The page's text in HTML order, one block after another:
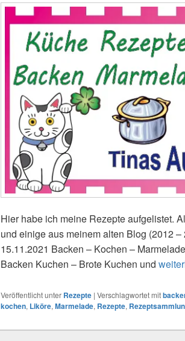
Hier habe ich meine Rezepte aufgelistet.
und einige aus meinem alten Blog (2012
15.11.2021 Backen – Kochen –
Backen Kuchen – Brote Kuchen und
Veröffentlicht unter Rezepte | Verschlagwortet mit
kochen, Liköre, Marmelade, Rezepte,